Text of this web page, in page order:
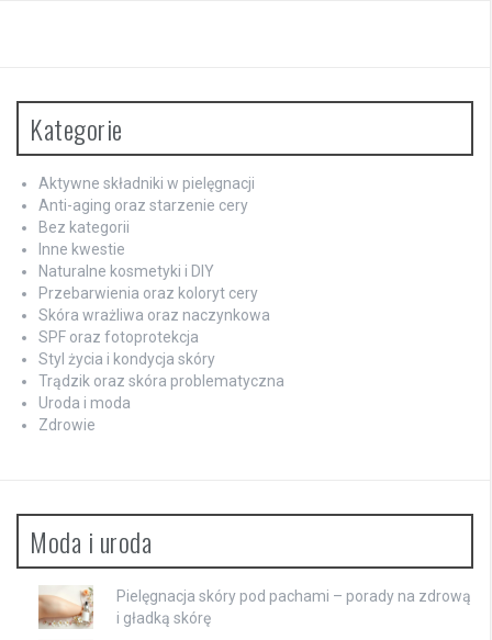
Kategorie
Aktywne składniki w pielęgnacji
Anti-aging oraz starzenie cery
Bez kategorii
Inne kwestie
Naturalne kosmetyki i DIY
Przebarwienia oraz koloryt cery
Skóra wrażliwa oraz naczynkowa
SPF oraz fotoprotekcja
Styl życia i kondycja skóry
Trądzik oraz skóra problematyczna
Uroda i moda
Zdrowie
Moda i uroda
Pielęgnacja skóry pod pachami – porady na zdrową
i gładką skórę